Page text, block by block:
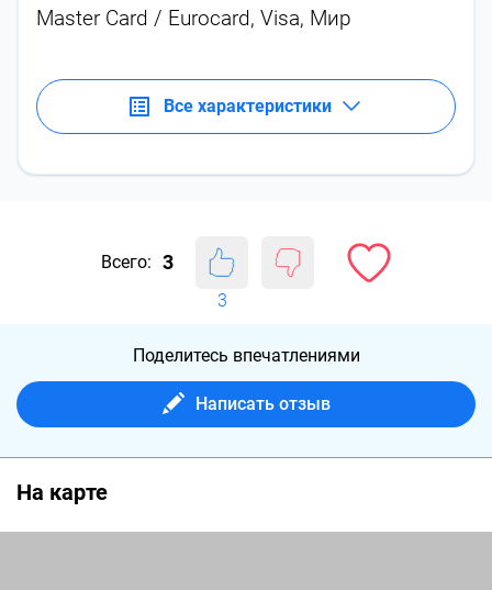
Master Card / Eurocard, Visa, Мир
Все характеристики
Всего: 3
3
Поделитесь впечатлениями
Написать отзыв
На карте